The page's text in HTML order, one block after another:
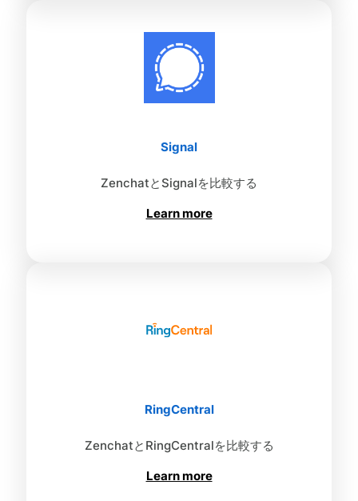
Signal
ZenchatとSignalを比較する
Learn more
RingCentral
ZenchatとRingCentralを比較する
Learn more